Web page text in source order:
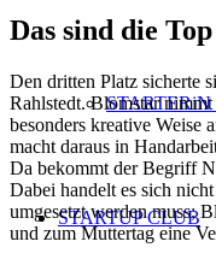
STARTERiN
STARTUP CLUB
Das sind die
Den dritten Platz sicherte
Rahlstedt. Blomstar
besonders kreative Weise
macht daraus in
Da bekommt der Begriff
Dabei handelt es sich
umgesetzt werden muss;
und zum Muttertag eine